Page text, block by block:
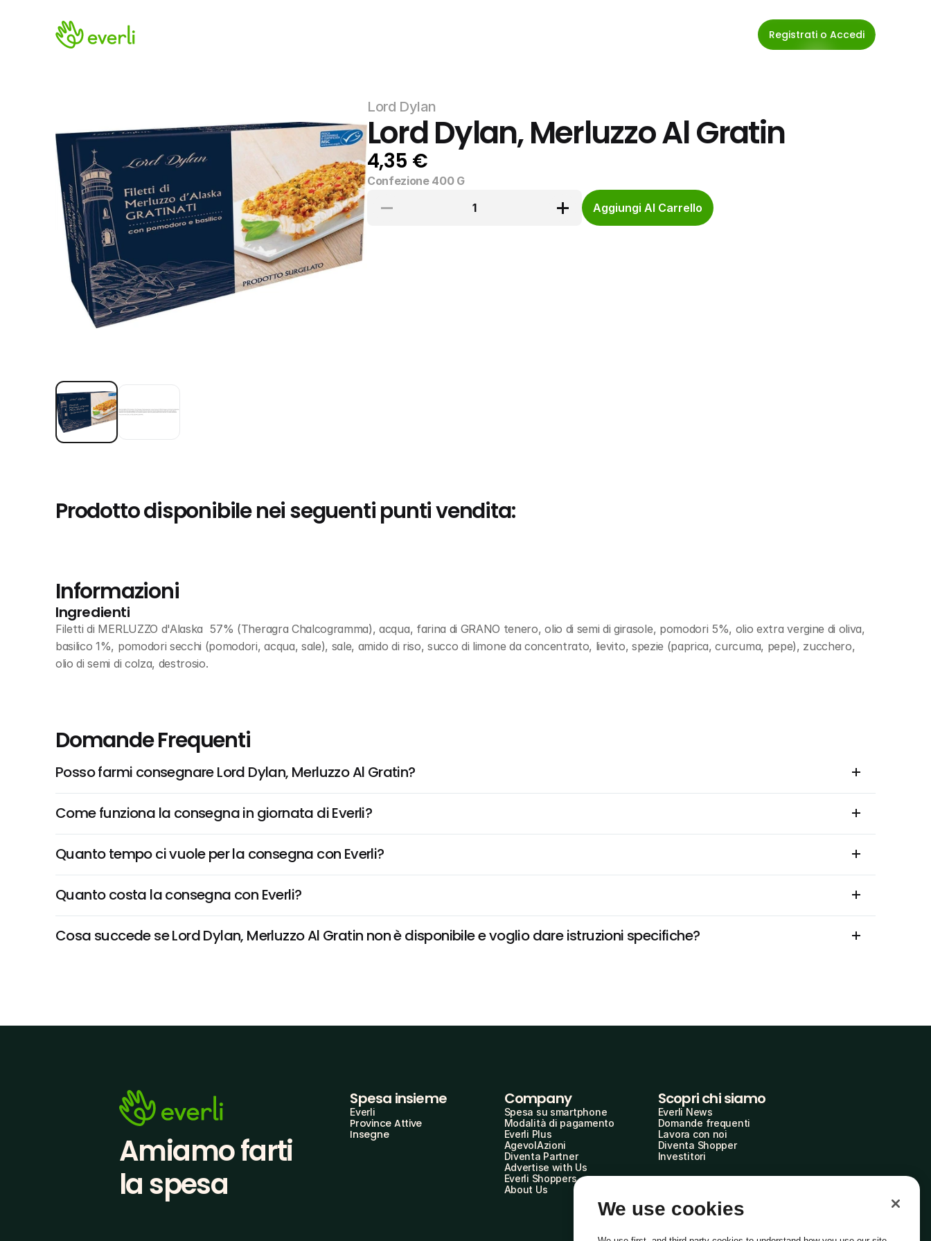
Registrati o Accedi
Lord Dylan
Lord Dylan, Merluzzo Al Gratin
4,35 €
Confezione 400 G
1
Aggiungi Al Carrello
Prodotto disponibile nei seguenti punti vendita:
Informazioni
Ingredienti
Filetti di MERLUZZO d'Alaska  57% (Theragra Chalcogramma), acqua, farina di GRANO tenero, olio di semi di girasole, pomodori 5%, olio extra vergine di oliva,
basilico 1%, pomodori secchi (pomodori, acqua, sale), sale, amido di riso, succo di limone da concentrato, lievito, spezie (paprica, curcuma, pepe), zucchero,
olio di semi di colza, destrosio.
Domande Frequenti
Posso farmi consegnare Lord Dylan, Merluzzo Al Gratin?
Come funziona la consegna in giornata di Everli?
Quanto tempo ci vuole per la consegna con Everli?
Quanto costa la consegna con Everli?
Cosa succede se Lord Dylan, Merluzzo Al Gratin non è disponibile e voglio dare istruzioni specifiche?
Amiamo farti
la spesa
Spesa insieme
Everli
Province Attive
Insegne
Company
Spesa su smartphone
Modalità di pagamento
Everli Plus
AgevolAzioni
Diventa Partner
Advertise with Us
Everli Shoppers
About Us
Scopri chi siamo
Everli News
Domande frequenti
Lavora con noi
Diventa Shopper
Investitori
We use cookies